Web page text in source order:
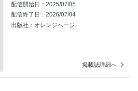
配信開始日：2025/07/05
配信終了日：2026/07/04
出版社：オレンジページ
掲載誌詳細へ